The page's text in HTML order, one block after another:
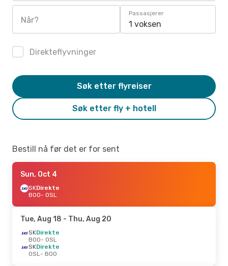
Når?
Passasjerer
1 voksen
Direkteflyvninger
Søk etter fly + hotell
Søk etter flyreiser
Bestill nå før det er for sent
Sun, Oct 4
SKDirekte
BOO- OSL
Tue, Aug 18 - Thu, Aug 20
SKDirekte
BOO- OSL
SKDirekte
OSL- BOO